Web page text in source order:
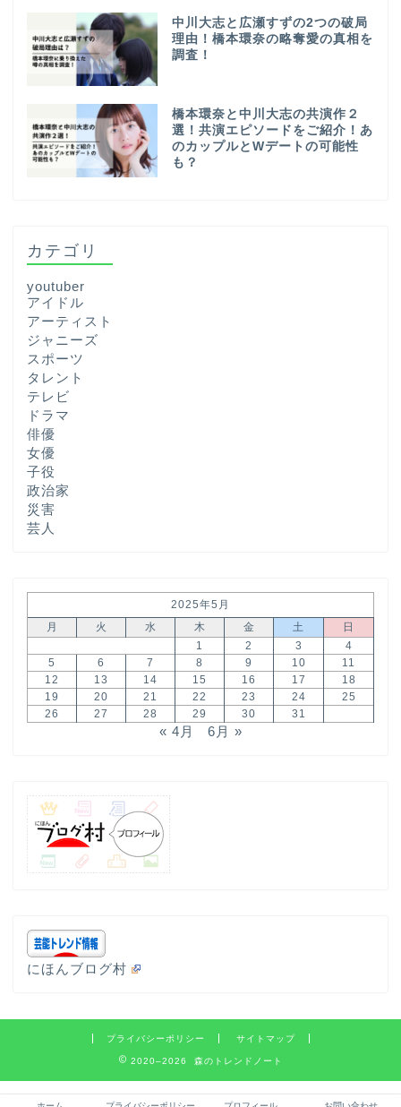
中川大志と広瀬すずの2つの破局
理由！橋本環奈の略奪愛の真相を
調査！
橋本環奈と中川大志の共演作２
選！共演エピソードをご紹介！あ
のカップルとWデートの可能性
も？
カテゴリ
youtuber
アイドル
アーティスト
ジャニーズ
スポーツ
タレント
テレビ
ドラマ
俳優
女優
子役
政治家
災害
芸人
2025年5月
月
火 水 木 金 土
日
1
2 3
4
5
6 7 8 9 10
11
12
13 14 15 16 17
18
19
20 21 22 23 24
25
26
27 28 29 30 31
« 4月 6月 »
にほんブログ村
プライバシーポリシー サイトマップ
2020–2026 森のトレンドノート